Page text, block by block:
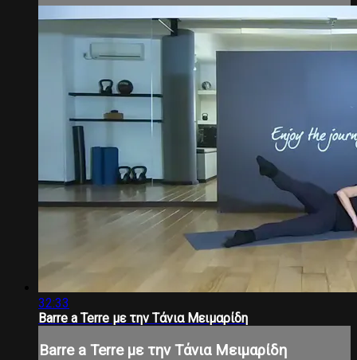
32:33
Barre a Terre με την Τάνια Μειμαρίδη
Barre a Terre με την Τάνια Μειμαρίδη